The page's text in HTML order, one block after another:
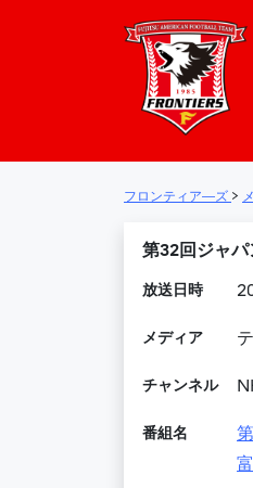
メインナビゲーシ
フロンティア―ズ >
第32回ジャ
放送日時
メディア
チャンネル
番組名